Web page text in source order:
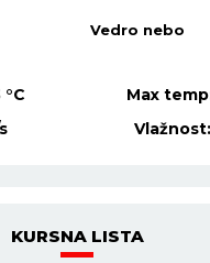
Vedro nebo
°C Max
Vlažnost:
KURSNA LISTA